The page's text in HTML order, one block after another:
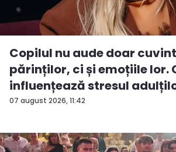
07 august 2026, 11:42
Copilul nu aude doar
părinților, ci și emoțiile lor.
influențează stresul